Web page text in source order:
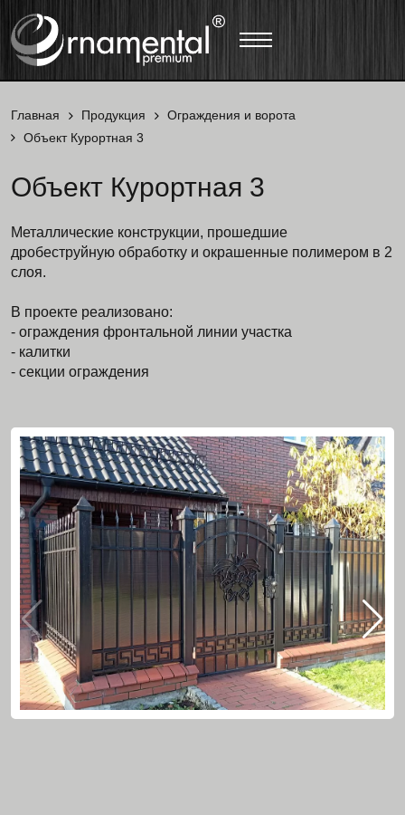
Главная Продукция
Ограждения и ворота
Объект Курортная 3
Объект Курортная 3
Металлические конструкции, прошедшие
дробеструйную обработку и окрашенные полимером в 2
слоя.
В проекте реализовано:
- ограждения фронтальной линии участка
- калитки
- секции ограждения